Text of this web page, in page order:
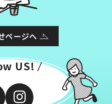
ページへ
US!